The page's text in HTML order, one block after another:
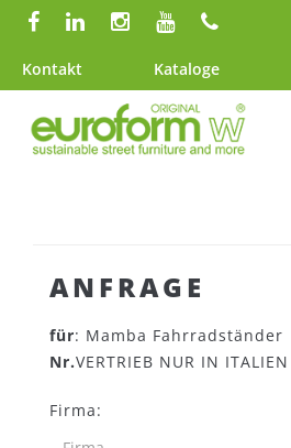
Kontakt Kataloge
ANFRAGE
für: Mamba Fahrradständer
Nr.VERTRIEB NUR IN ITALIEN
Firma: